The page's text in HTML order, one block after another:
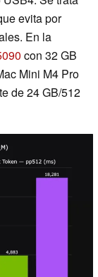
evita por
En la
con 32 GB
Mini M4 Pro
de 24 GB/512